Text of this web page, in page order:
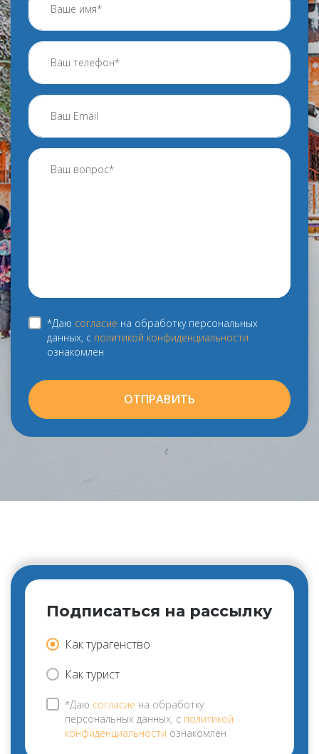
*Даю согласие на обработку персональных
данных, с политикой конфиденциальности
ознакомлен
ОТПРАВИТЬ
Подписаться на рассылку
Как турагенство
Как турист
*Даю согласие на обработку
персональных данных, с политикой
конфиденциальности ознакомлен